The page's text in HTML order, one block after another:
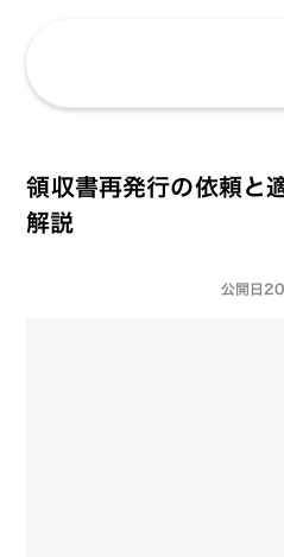
領収書再発行の依頼と
解説
公開日